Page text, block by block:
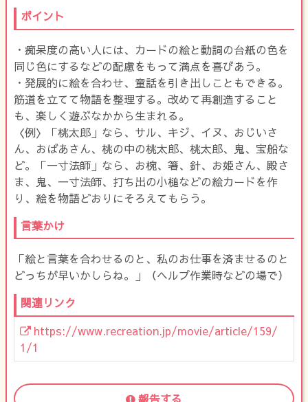
ポイント
・痴呆度の高い人には、カードの絵と動詞の台紙の色を
同じ色にするなどの配慮をもって満点を喜びあう。
・発展的に絵を合わせ、童話を引き出しこともできる。
筋道を立てて物語を整理する。改めて再創造すること
も、楽しく遊ぶなかから生まれる。
〈例〉「桃太郎」なら、サル、キジ、イヌ、おじいさ
ん、おばあさん、桃の中の桃太郎、桃太郎、鬼、宝船な
ど。「一寸法師」なら、お椀、箸、針、お姫さん、殿さ
ま、鬼、一寸法師、打ち出の小槌などの絵カードを作
り、絵を物語どおりにそろえてもらう。
言葉かけ
「絵と言葉を合わせるのと、私のお仕事を済ませるのと
どっちが早いかしらね。」（ヘルプ作業時などの場で）
関連リンク
https://www.recreation.jp/movie/article/159/
1/1
報告する